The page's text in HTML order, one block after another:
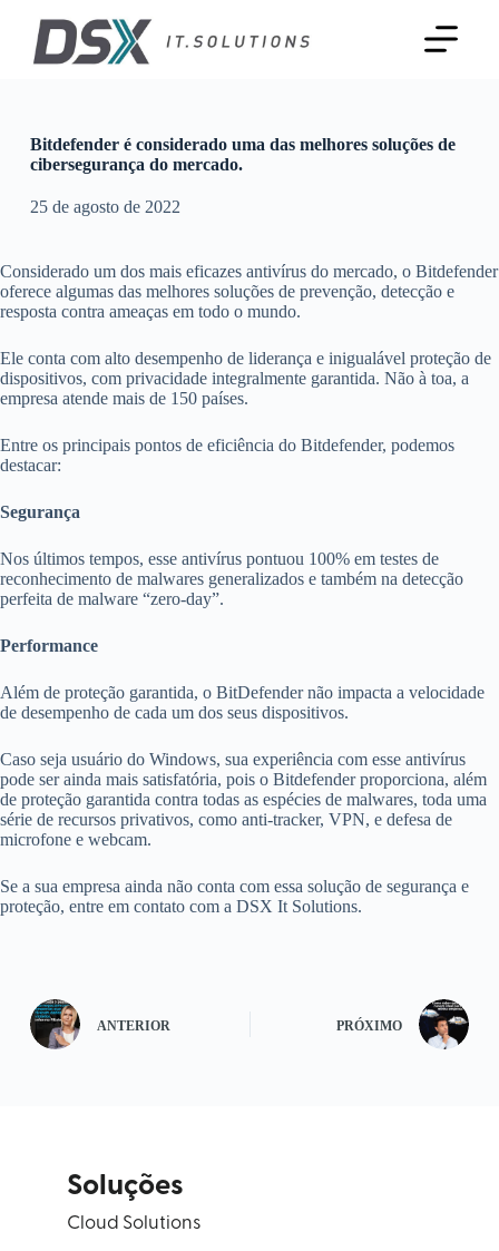
t
e
ú
o
Bitdefender é considerado uma das melhores soluções de
cibersegurança do mercado.
25 de agosto de 2022
Considerado um dos mais eficazes antivírus do mercado, o Bitdefender
oferece algumas das melhores soluções de prevenção, detecção e
resposta contra ameaças em todo o mundo.
Ele conta com alto desempenho de liderança e inigualável proteção de
dispositivos, com privacidade integralmente garantida. Não à toa, a
empresa atende mais de 150 países.
Entre os principais pontos de eficiência do Bitdefender, podemos
destacar:
Segurança
Nos últimos tempos, esse antivírus pontuou 100% em testes de
reconhecimento de malwares generalizados e também na detecção
perfeita de malware “zero-day”.
Performance
Além de proteção garantida, o BitDefender não impacta a velocidade
de desempenho de cada um dos seus dispositivos.
Caso seja usuário do Windows, sua experiência com esse antivírus
pode ser ainda mais satisfatória, pois o Bitdefender proporciona, além
de proteção garantida contra todas as espécies de malwares, toda uma
série de recursos privativos, como anti-tracker, VPN, e defesa de
microfone e webcam.
Se a sua empresa ainda não conta com essa solução de segurança e
proteção, entre em contato com a DSX It Solutions.
ANTERIOR PRÓXIMO
Soluções
Cloud Solutions